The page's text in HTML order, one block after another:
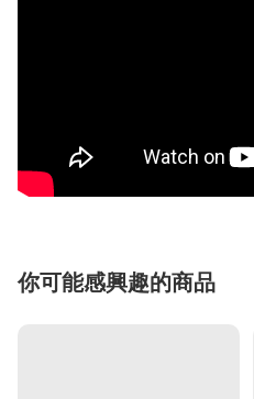
你可能感興趣的商品